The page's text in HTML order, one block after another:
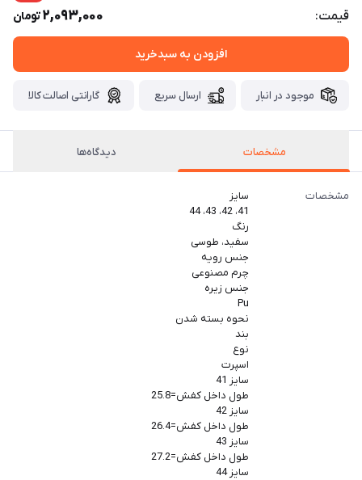
قیمت: 2,093,000تومان
افزودن به سبدخرید
موجود در انبار ارسال سریع گارانتی اصالت کالا
مشخصات دیدگاه‌ها
مشخصات
سایز
41، 42، 43، 44
رنگ
سفید، طوسی
جنس رویه
چرم مصنوعی
جنس زیره
Pu
نحوه بسته شدن
بند
نوع
اسپرت
سایز 41
طول داخل کفش=25.8
سایز 42
طول داخل کفش=26.4
سایز 43
طول داخل کفش=27.2
سایز 44